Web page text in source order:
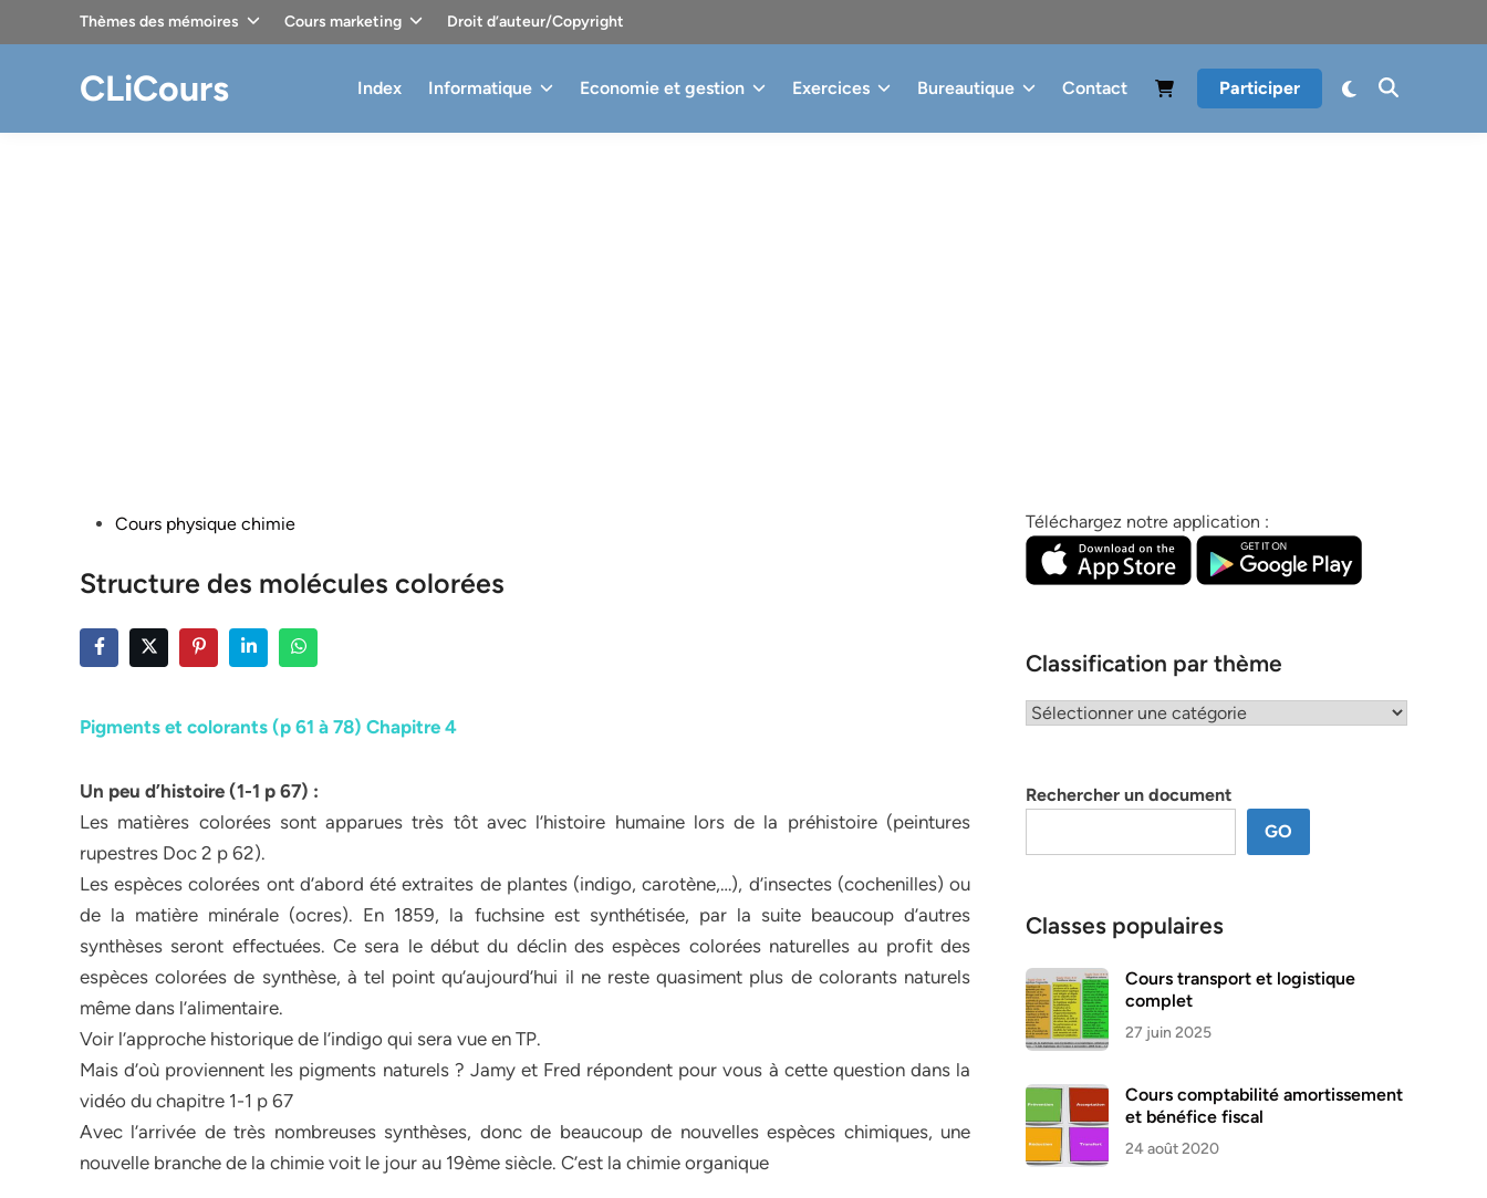
Thèmes des mémoires Cours marketing Droit d’auteur/Copyright
CLiCours Index Informatique Economie et gestion Exercices Bureautique Contact Participer
PostedCours physique chimie
Structure des molécules colorées
Pigments et colorants (p 61 à 78) Chapitre 4
Un peu d’histoire (1-1 p 67) :
Les matières colorées sont apparues très tôt avec l’histoire humaine lors de la préhistoire (peintures
rupestres Doc 2 p 62).
Les espèces colorées ont d’abord été extraites de plantes (indigo, carotène,…), d’insectes (cochenilles) ou
de la matière minérale (ocres). En 1859, la fuchsine est synthétisée, par la suite beaucoup d’autres
synthèses seront effectuées. Ce sera le début du déclin des espèces colorées naturelles au profit des
espèces colorées de synthèse, à tel point qu’aujourd’hui il ne reste quasiment plus de colorants naturels
même dans l’alimentaire.
Voir l’approche historique de l’indigo qui sera vue en TP.
Mais d’où proviennent les pigments naturels ? Jamy et Fred répondent pour vous à cette question dans la
vidéo du chapitre 1-1 p 67
Avec l’arrivée de très nombreuses synthèses, donc de beaucoup de nouvelles espèces chimiques, une
nouvelle branche de la chimie voit le jour au 19ème siècle. C’est la chimie organique
Téléchargez notre application :
Classification par thème
Classification
Rechercher un document
GO
Classes populaires
Cours transport et logistique
complet
27 juin 2025
Cours comptabilité amortissement
et bénéfice fiscal
24 août 2020